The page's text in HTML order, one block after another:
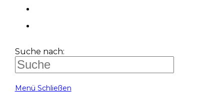
Suche nach:
Menü Schließen